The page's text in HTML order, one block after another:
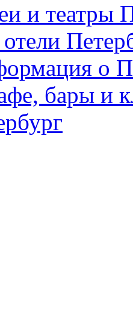
и театры
о
бары и